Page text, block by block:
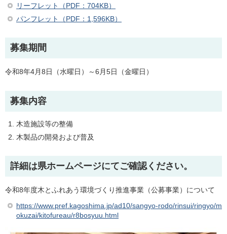
リーフレット（PDF：704KB）
パンフレット（PDF：1,596KB）
募集期間
令和8年4月8日（水曜日）～6月5日（金曜日）
募集内容
木造施設等の整備
木製品の開発および普及
詳細は県ホームページにてご確認ください。
令和8年度木とふれあう環境づくり推進事業（公募事業）について
https://www.pref.kagoshima.jp/ad10/sangyo-rodo/rinsui/ringyo/m
okuzai/kitofureau/r8bosyuu.html